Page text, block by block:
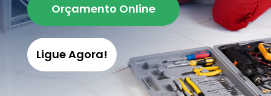
Orçamento Online
Ligue Agora!